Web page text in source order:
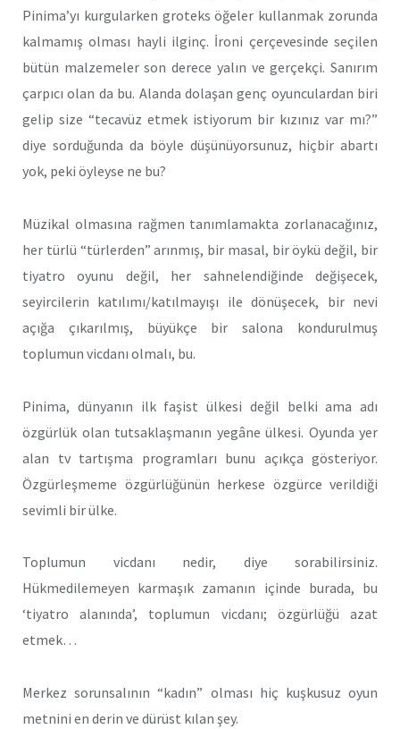
Pinima’yı kurgularken groteks öğeler kullanmak zorunda
kalmamış olması hayli ilginç. İroni çerçevesinde seçilen
bütün malzemeler son derece yalın ve gerçekçi. Sanırım
çarpıcı olan da bu. Alanda dolaşan genç oyunculardan biri
gelip size “tecavüz etmek istiyorum bir kızınız var mı?”
diye sorduğunda da böyle düşünüyorsunuz, hiçbir abartı
yok, peki öyleyse ne bu?
Müzikal olmasına rağmen tanımlamakta zorlanacağınız,
her türlü “türlerden” arınmış, bir masal, bir öykü değil, bir
tiyatro oyunu değil, her sahnelendiğinde değişecek,
seyircilerin katılımı/katılmayışı ile dönüşecek, bir nevi
açığa çıkarılmış, büyükçe bir salona kondurulmuş
toplumun vicdanı olmalı, bu.
Pinima, dünyanın ilk faşist ülkesi değil belki ama adı
özgürlük olan tutsaklaşmanın yegâne ülkesi. Oyunda yer
alan tv tartışma programları bunu açıkça gösteriyor.
Özgürleşmeme özgürlüğünün herkese özgürce verildiği
sevimli bir ülke.
Toplumun vicdanı nedir, diye sorabilirsiniz.
Hükmedilemeyen karmaşık zamanın içinde burada, bu
‘tiyatro alanında’, toplumun vicdanı; özgürlüğü azat
etmek…
Merkez sorunsalının “kadın” olması hiç kuşkusuz oyun
metnini en derin ve dürüst kılan şey.